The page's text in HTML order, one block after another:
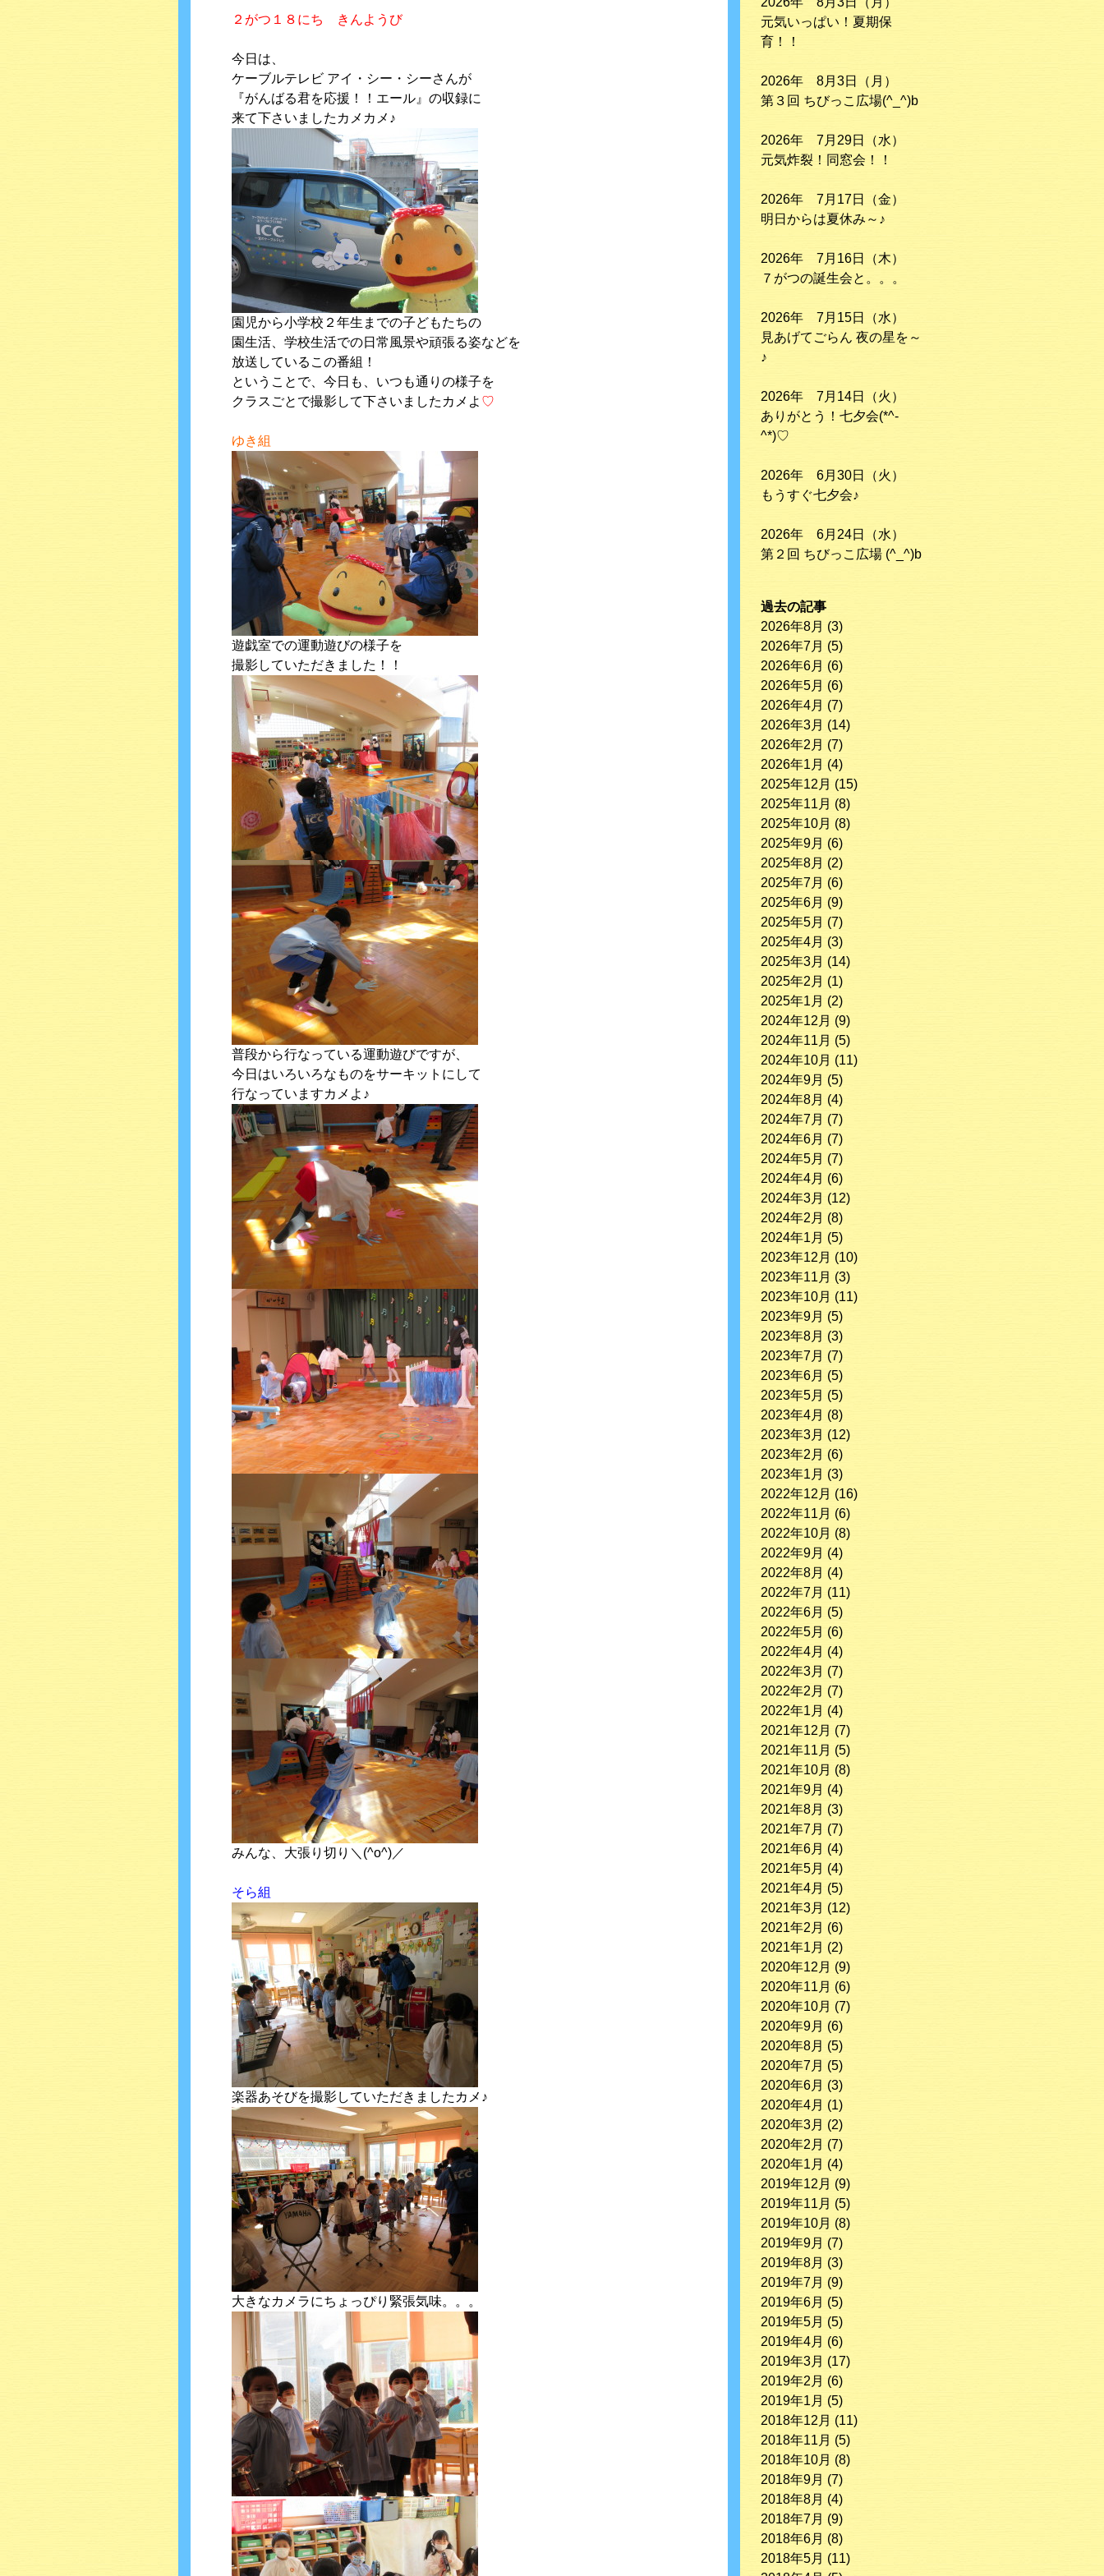
２がつ１８にち きんようび
今日は、
ケーブルテレビ アイ・シー・シーさんが
『がんばる君を応援！！エール』の収録に
来て下さいましたカメカメ♪
園児から小学校２年生までの子どもたちの
園生活、学校生活での日常風景や頑張る姿などを
放送しているこの番組！
ということで、今日も、いつも通りの様子を
クラスごとで撮影して下さいましたカメよ ♡
ゆき組
遊戯室での運動遊びの様子を
撮影していただきました！！
普段から行なっている運動遊びですが、
今日はいろいろなものをサーキットにして
行なっていますカメよ♪
みんな、大張り切り＼(^o^)／
そら組
楽器あそびを撮影していただきましたカメ♪
大きなカメラにちょっぴり緊張気味。。。
元気いっぱい！夏期保
育！！
2026年 8月3日（月）
第３回 ちびっこ広場(^_^)b
2026年 7月29日（水）
元気炸裂！同窓会！！
2026年 7月17日（金）
明日からは夏休み～♪
2026年 7月16日（木）
７がつの誕生会と。。。
2026年 7月15日（水）
見あげてごらん 夜の星を～
♪
2026年 7月14日（火）
ありがとう！七夕会(*^-
^*)♡
2026年 6月30日（火）
もうすぐ七夕会♪
2026年 6月24日（水）
第２回 ちびっこ広場 (^_^)b
過去の記事
2026年8月 (3)
2026年7月 (5)
2026年6月 (6)
2026年5月 (6)
2026年4月 (7)
2026年3月 (14)
2026年2月 (7)
2026年1月 (4)
2025年12月 (15)
2025年11月 (8)
2025年10月 (8)
2025年9月 (6)
2025年8月 (2)
2025年7月 (6)
2025年6月 (9)
2025年5月 (7)
2025年4月 (3)
2025年3月 (14)
2025年2月 (1)
2025年1月 (2)
2024年12月 (9)
2024年11月 (5)
2024年10月 (11)
2024年9月 (5)
2024年8月 (4)
2024年7月 (7)
2024年6月 (7)
2024年5月 (7)
2024年4月 (6)
2024年3月 (12)
2024年2月 (8)
2024年1月 (5)
2023年12月 (10)
2023年11月 (3)
2023年10月 (11)
2023年9月 (5)
2023年8月 (3)
2023年7月 (7)
2023年6月 (5)
2023年5月 (5)
2023年4月 (8)
2023年3月 (12)
2023年2月 (6)
2023年1月 (3)
2022年12月 (16)
2022年11月 (6)
2022年10月 (8)
2022年9月 (4)
2022年8月 (4)
2022年7月 (11)
2022年6月 (5)
2022年5月 (6)
2022年4月 (4)
2022年3月 (7)
2022年2月 (7)
2022年1月 (4)
2021年12月 (7)
2021年11月 (5)
2021年10月 (8)
2021年9月 (4)
2021年8月 (3)
2021年7月 (7)
2021年6月 (4)
2021年5月 (4)
2021年4月 (5)
2021年3月 (12)
2021年2月 (6)
2021年1月 (2)
2020年12月 (9)
2020年11月 (6)
2020年10月 (7)
2020年9月 (6)
2020年8月 (5)
2020年7月 (5)
2020年6月 (3)
2020年4月 (1)
2020年3月 (2)
2020年2月 (7)
2020年1月 (4)
2019年12月 (9)
2019年11月 (5)
2019年10月 (8)
2019年9月 (7)
2019年8月 (3)
2019年7月 (9)
2019年6月 (5)
2019年5月 (5)
2019年4月 (6)
2019年3月 (17)
2019年2月 (6)
2019年1月 (5)
2018年12月 (11)
2018年11月 (5)
2018年10月 (8)
2018年9月 (7)
2018年8月 (4)
2018年7月 (9)
2018年6月 (8)
2018年5月 (11)